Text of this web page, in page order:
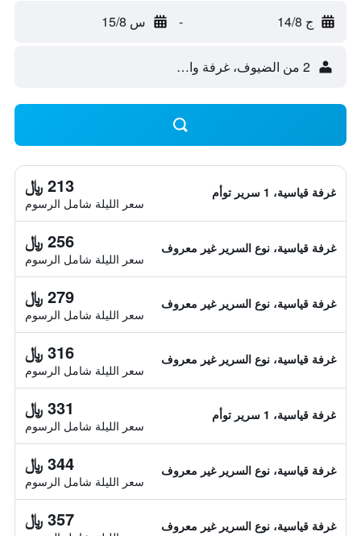
ج 14/8 - س 15/8
2 من الضيوف، غرفة واحدة
غرفة قياسية، 1 سرير توأم 213 ﷼
سعر الليلة شامل الرسوم
غرفة قياسية، نوع السرير غير معروف 256 ﷼
سعر الليلة شامل الرسوم
غرفة قياسية، نوع السرير غير معروف 279 ﷼
سعر الليلة شامل الرسوم
غرفة قياسية، نوع السرير غير معروف 316 ﷼
سعر الليلة شامل الرسوم
غرفة قياسية، 1 سرير توأم 331 ﷼
سعر الليلة شامل الرسوم
غرفة قياسية، نوع السرير غير معروف 344 ﷼
سعر الليلة شامل الرسوم
غرفة قياسية، نوع السرير غير معروف 357 ﷼